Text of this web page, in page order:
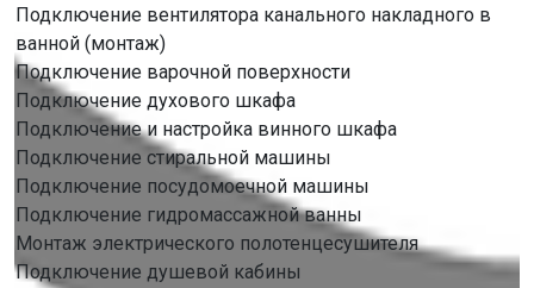
Подключение вентилятора канального накладного в
ванной (монтаж)
Подключение варочной поверхности
Подключение духового шкафа
Подключение и настройка винного шкафа
Подключение стиральной машины
Подключение посудомоечной машины
Подключение гидромассажной ванны
Монтаж электрического полотенцесушителя
Подключение душевой кабины